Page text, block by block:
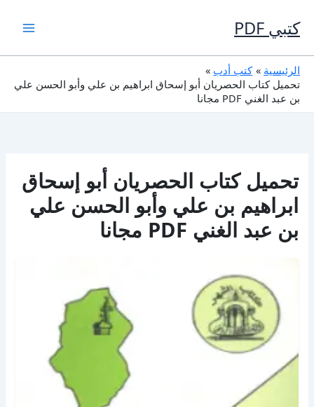
إلى
المحتوى
كتبي PDF
الرئيسية
كتب أدب
تحميل كتاب الحصريان أبو إسحاق ابراهيم بن علي وأبو الحسن علي
بن عبد الغني PDF مجانا
تحميل كتاب الحصريان أبو إسحاق
ابراهيم بن علي وأبو الحسن علي
بن عبد الغني PDF مجانا